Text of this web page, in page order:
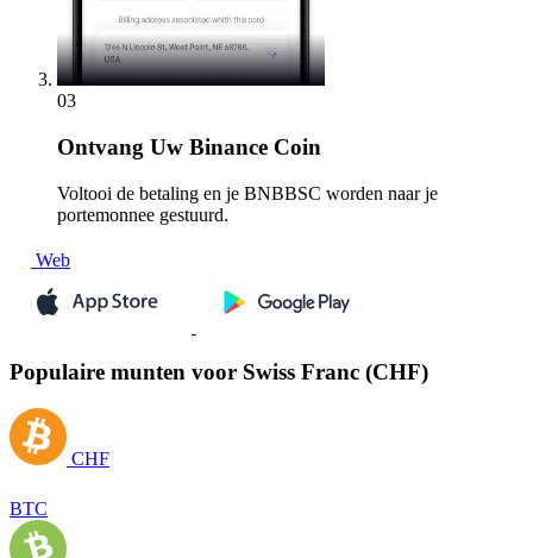
03
Ontvang Uw Binance Coin
Voltooi de betaling en je BNBBSC worden naar je
portemonnee gestuurd.
Web
Populaire munten voor Swiss Franc (CHF)
CHF
BTC